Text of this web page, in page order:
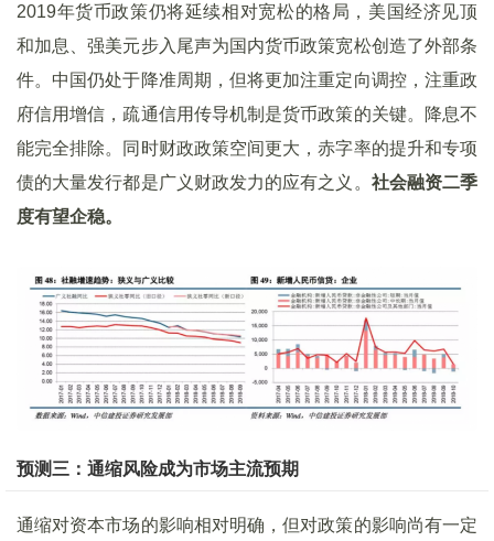
2019年货币政策仍将延续相对宽松的格局，美国经济见顶
和加息、强美元步入尾声为国内货币政策宽松创造了外部条
件。中国仍处于降准周期，但将更加注重定向调控，注重政
府信用增信，疏通信用传导机制是货币政策的关键。降息不
能完全排除。同时财政政策空间更大，赤字率的提升和专项
债的大量发行都是广义财政发力的应有之义。 社会融资二季
度有望企稳。
预测三：通缩风险成为市场主流预期
通缩对资本市场的影响相对明确，但对政策的影响尚有一定